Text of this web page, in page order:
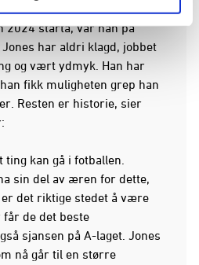
uten å få spesielt mye
2024 starta, var han på
Jones har aldri klagd, jobbet
og vært ydmyk. Han har
fikk muligheten grep han
Resten er historie, sier
kan gå i fotballen.
sin del av æren for dette,
er det riktige stedet å være
de det beste
sjansen på A-laget. Jones
nå går til en større